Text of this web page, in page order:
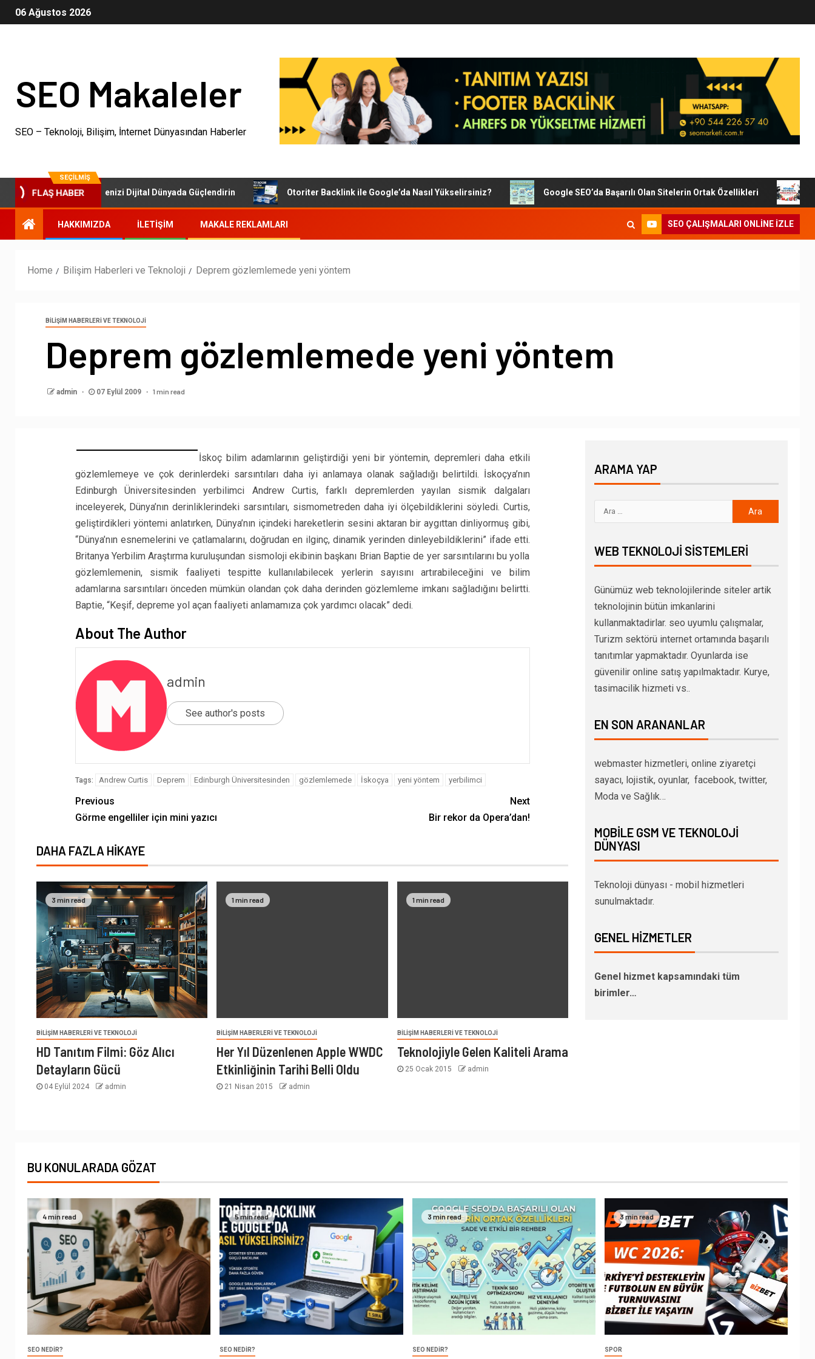
06 Ağustos 2026
SEO Makaleler
SEO – Teknoloji, Bilişim, İnternet Dünyasından Haberler
SEÇILMIŞ
FLAŞ HABER
SEO Paketleri: İşletmenizi Dijital Dünyada Güçlendirin Otoriter Backlink ile Google’da Nasıl Yükselirsiniz? Google SEO’da Başarılı Olan Sitelerin Ortak Özellikleri
HAKKIMIZDA İLETIŞIM MAKALE REKLAMLARI SEO ÇALIŞMALARI ONLINE IZLE
Home Bilişim Haberleri ve Teknoloji Deprem gözlemlemede yeni yöntem
BILIŞIM HABERLERI VE TEKNOLOJI
Deprem gözlemlemede yeni yöntem
admin 07 Eylül 2009 1 min read
İskoç bilim adamlarının geliştirdiği yeni bir yöntemin, depremleri daha etkili
gözlemlemeye ve çok derinlerdeki sarsıntıları daha iyi anlamaya olanak sağladığı belirtildi. İskoçya’nın
Edinburgh Üniversitesinden yerbilimci Andrew Curtis, farklı depremlerden yayılan sismik dalgaları
inceleyerek, Dünya’nın derinliklerindeki sarsıntıları, sismometreden daha iyi ölçebildiklerini söyledi. Curtis,
geliştirdikleri yöntemi anlatırken, Dünya’nın içindeki hareketlerin sesini aktaran bir aygıttan dinliyormuş gibi,
“Dünya’nın esnemelerini ve çatlamalarını, doğrudan en ilginç, dinamik yerinden dinleyebildiklerini” ifade etti.
Britanya Yerbilim Araştırma kuruluşundan sismoloji ekibinin başkanı Brian Baptie de yer sarsıntılarını bu yolla
gözlemlemenin, sismik faaliyeti tespitte kullanılabilecek yerlerin sayısını artırabileceğini ve bilim
adamlarına sarsıntıları önceden mümkün olandan çok daha derinden gözlemleme imkanı sağladığını belirtti.
Baptie, “Keşif, depreme yol açan faaliyeti anlamamıza çok yardımcı olacak” dedi.
About The Author
admin
See author's posts
Tags: Andrew Curtis Deprem Edinburgh Üniversitesinden gözlemlemede İskoçya yeni yöntem yerbilimci
Previous
Görme engelliler için mini yazıcı
Next
Bir rekor da Opera’dan!
DAHA FAZLA HIKAYE
3 min read
BILIŞIM HABERLERI VE TEKNOLOJI
HD Tanıtım Filmi: Göz Alıcı
Detayların Gücü
04 Eylül 2024 admin
1 min read
BILIŞIM HABERLERI VE TEKNOLOJI
Her Yıl Düzenlenen Apple WWDC
Etkinliğinin Tarihi Belli Oldu
21 Nisan 2015 admin
1 min read
BILIŞIM HABERLERI VE TEKNOLOJI
Teknolojiyle Gelen Kaliteli Arama
25 Ocak 2015 admin
ARAMA YAP
WEB TEKNOLOJI SISTEMLERI
Günümüz web teknolojilerinde siteler artik
teknolojinin bütün imkanlarini
kullanmaktadirlar. seo uyumlu çalışmalar,
Turizm sektörü internet ortamında başarılı
tanıtımlar yapmaktadır. Oyunlarda ise
güvenilir online satış yapılmaktadır. Kurye,
tasimacilik hizmeti vs..
EN SON ARANANLAR
webmaster hizmetleri, online ziyaretçi
sayacı, lojistik, oyunlar, facebook, twitter,
Moda ve Sağlık…
MOBILE GSM VE TEKNOLOJI
DÜNYASI
Teknoloji dünyası - mobil hizmetleri
sunulmaktadır.
GENEL HIZMETLER
Genel hizmet kapsamındaki tüm
birimler…
BU KONULARADA GÖZAT
4 min read
SEO NEDIR?
5 min read
SEO NEDIR?
3 min read
SEO NEDIR?
3 min read
SPOR